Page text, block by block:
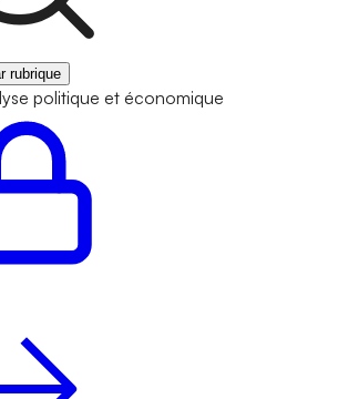
rubrique
politique et économique